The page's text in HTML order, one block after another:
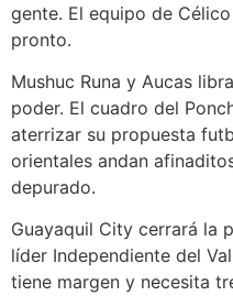
gente. El equipo de
pronto.
Mushuc Runa y Aucas
poder. El cuadro del
aterrizar su propuesta
orientales andan
depurado.
Guayaquil City cerrará la
líder Independiente del
tiene margen y necesita